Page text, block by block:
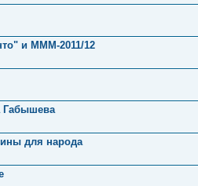
и MMM-2011/12
Габышева
для народа